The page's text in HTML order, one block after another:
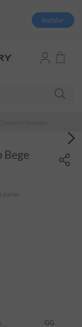
Instalar
Bege
juros
GG